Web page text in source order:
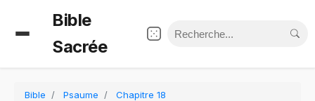
Bible
Sacrée
Bible Psaume Chapitre 18